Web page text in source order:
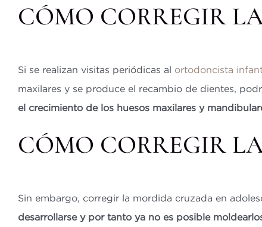
CÓMO CORREGIR
Si se realizan visitas periódicas al ortodoncista
maxilares y se produce el recambio de dientes,
el crecimiento de los huesos maxilares y
CÓMO CORREGIR
Sin embargo, corregir la mordida cruzada en
desarrollarse y por tanto ya no es posible